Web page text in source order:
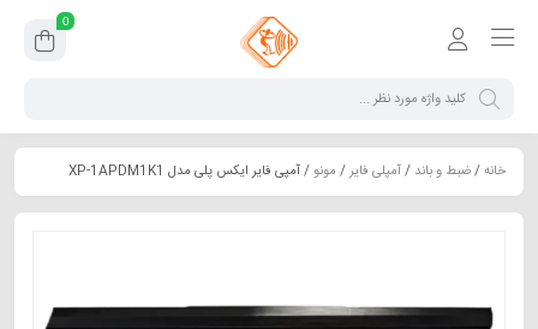
0
خانه/ضبط و باند /آمپلی فایر/ مونو/ آمپی فایر ایکس پلی مدل XP-1APDM1K1